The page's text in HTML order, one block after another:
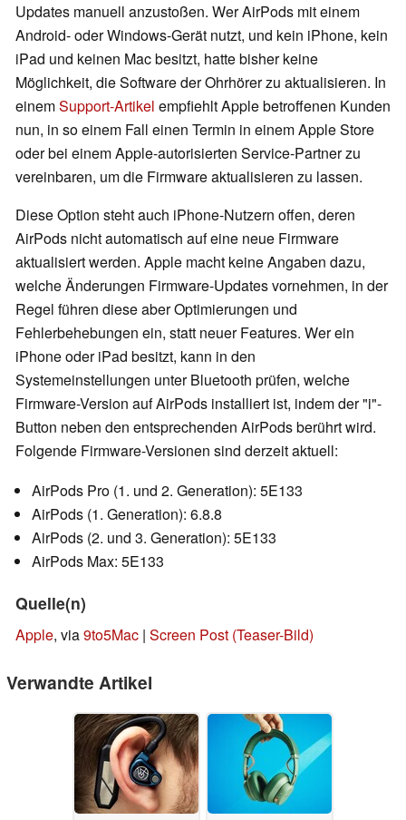
Updates manuell anzustoßen. Wer AirPods mit einem
Android- oder Windows-Gerät nutzt, und kein iPhone, kein
iPad und keinen Mac besitzt, hatte bisher keine
Möglichkeit, die Software der Ohrhörer zu aktualisieren. In
einemSupport-Artikel empfiehlt Apple betroffenen Kunden
nun, in so einem Fall einen Termin in einem Apple Store
oder bei einem Apple-autorisierten Service-Partner zu
vereinbaren, um die Firmware aktualisieren zu lassen.
Diese Option steht auch iPhone-Nutzern offen, deren
AirPods nicht automatisch auf eine neue Firmware
aktualisiert werden. Apple macht keine Angaben dazu,
welche Änderungen Firmware-Updates vornehmen, in der
Regel führen diese aber Optimierungen und
Fehlerbehebungen ein, statt neuer Features. Wer ein
iPhone oder iPad besitzt, kann in den
Systemeinstellungen unter Bluetooth prüfen, welche
Firmware-Version auf AirPods installiert ist, indem der "i"-
Button neben den entsprechenden AirPods berührt wird.
Folgende Firmware-Versionen sind derzeit aktuell:
AirPods Pro (1. und 2. Generation): 5E133
AirPods (1. Generation): 6.8.8
AirPods (2. und 3. Generation): 5E133
AirPods Max: 5E133
Quelle(n)
Apple, via9to5Mac | Screen Post (Teaser-Bild)
Verwandte Artikel